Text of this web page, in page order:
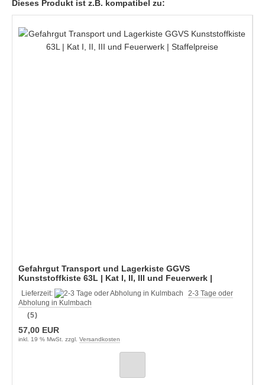
Dieses Produkt ist z.B. kompatibel zu:
Gefahrgut Transport und Lagerkiste GGVS
Kunststoffkiste 63L | Kat I, II, III und Feuerwerk |
Staffelpreise
Lieferzeit:
2-3 Tage oder
Abholung in Kulmbach
(5)
57,00 EUR
inkl. 19 % MwSt. zzgl. Versandkosten